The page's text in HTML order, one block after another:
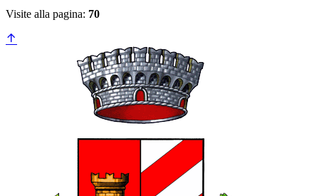
Visite alla pagina: 70